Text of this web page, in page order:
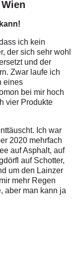
ich kein
der sich sehr wohl
und der
Zwar laufe ich
eines
bei mir hoch
vier Produkte
Ich war
2020 mehrfach
auf Asphalt, auf
auf Schotter,
um den Lainzer
mehr Regen
aber man kann ja